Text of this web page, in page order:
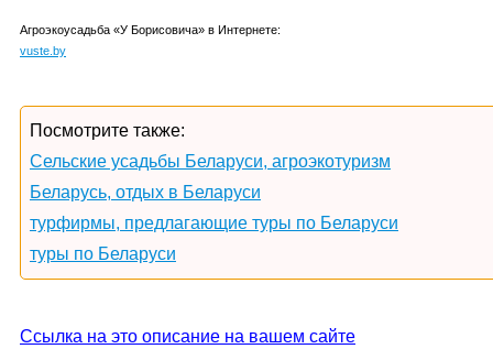
Агроэкоусадьба «У Борисовича» в Интернете:
vuste.by
Посмотрите также:
Сельские усадьбы Беларуси, агроэкотуризм
Беларусь, отдых в Беларуси
турфирмы, предлагающие туры по Беларуси
туры по Беларуси
Ссылка на это описание на вашем сайте